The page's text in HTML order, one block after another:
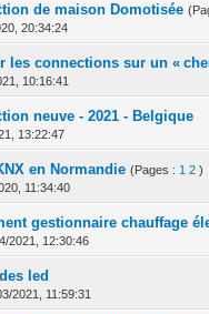
de maison Domotisée
20:34:24
- 0 sur 5 en moyenne
12345
les connections sur un «
10:16:41
- 0 sur 5 en moyenne
12345
neuve - 2021 - Belgique
13:22:47
- 0 sur 5 en moyenne
12 3 45
en Normandie (Pages : 1 2 )
11:34:40
- 0 sur 5 en moyenne
12 345
gestionnaire chauffage
2021, 12:30:46
- 0 sur 5 en moyenne
12345
led
2021, 11:59:31
- 0 sur 5 en moyenne